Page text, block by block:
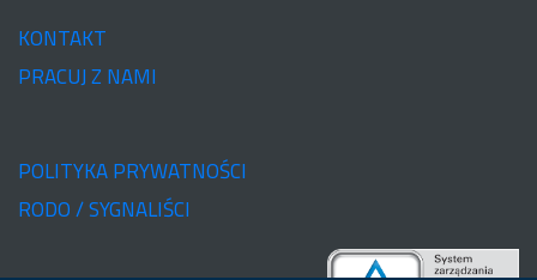
KONTAKT
PRACUJ Z NAMI
POLITYKA PRYWATNOŚCI
RODO / SYGNALIŚCI